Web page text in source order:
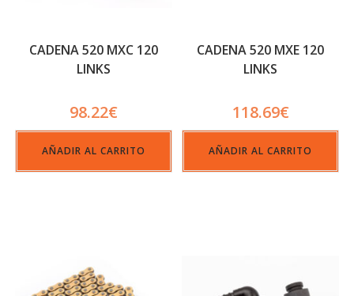
CADENA 520 MXC 120
LINKS
98.22€
AÑADIR AL CARRITO
CADENA 520 MXE 120
LINKS
118.69€
AÑADIR AL CARRITO